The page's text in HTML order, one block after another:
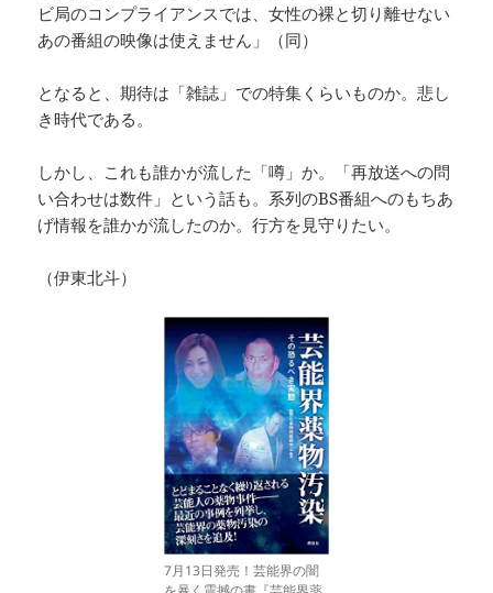
ビ局のコンプライアンスでは、女性の裸と切り離せない
あの番組の映像は使えません」（同）
となると、期待は「雑誌」での特集くらいものか。悲し
き時代である。
しかし、これも誰かが流した「噂」か。「再放送への問
い合わせは数件」という話も。系列のBS番組へのもちあ
げ情報を誰かが流したのか。行方を見守りたい。
（伊東北斗）
7月13日発売！芸能界の闇